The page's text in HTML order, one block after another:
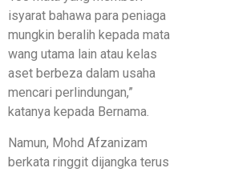
isyarat bahawa para peniaga
mungkin beralih kepada mata
wang utama lain atau kelas
aset berbeza dalam usaha
mencari perlindungan,”
katanya kepada Bernama.
Namun, Mohd Afzanizam
berkata ringgit dijangka terus